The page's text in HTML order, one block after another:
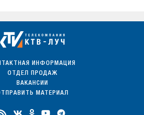
ИНФОРМАЦИЯ
ОТДЕЛ ПРОДАЖ
ВАКАНСИИ
МАТЕРИАЛ